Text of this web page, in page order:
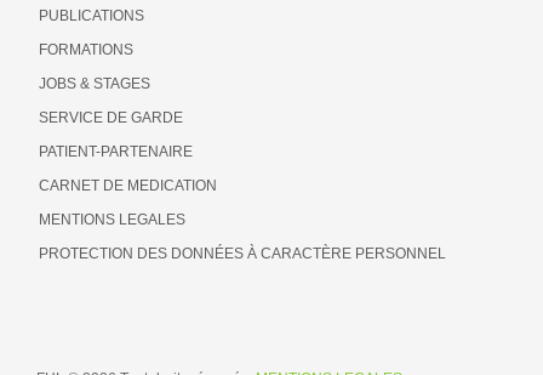
PUBLICATIONS
FORMATIONS
JOBS & STAGES
SERVICE DE GARDE
PATIENT-PARTENAIRE
CARNET DE MEDICATION
MENTIONS LEGALES
PROTECTION DES DONNÉES À CARACTÈRE PERSONNEL